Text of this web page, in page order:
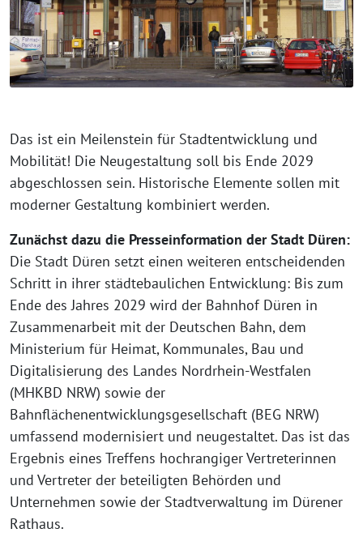
Das ist ein Meilenstein für Stadtentwicklung und
Mobilität! Die Neugestaltung soll bis Ende 2029
abgeschlossen sein. Historische Elemente sollen mit
moderner Gestaltung kombiniert werden.
Zunächst dazu die Presseinformation der Stadt Düren:
Die Stadt Düren setzt einen weiteren entscheidenden
Schritt in ihrer städtebaulichen Entwicklung: Bis zum
Ende des Jahres 2029 wird der Bahnhof Düren in
Zusammenarbeit mit der Deutschen Bahn, dem
Ministerium für Heimat, Kommunales, Bau und
Digitalisierung des Landes Nordrhein-Westfalen
(MHKBD NRW) sowie der
Bahnflächenentwicklungsgesellschaft (BEG NRW)
umfassend modernisiert und neugestaltet. Das ist das
Ergebnis eines Treffens hochrangiger Vertreterinnen
und Vertreter der beteiligten Behörden und
Unternehmen sowie der Stadtverwaltung im Dürener
Rathaus.